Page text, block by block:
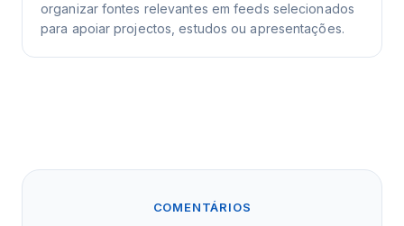
organizar fontes relevantes em feeds selecionados
para apoiar projectos, estudos ou apresentações.
COMENTÁRIOS